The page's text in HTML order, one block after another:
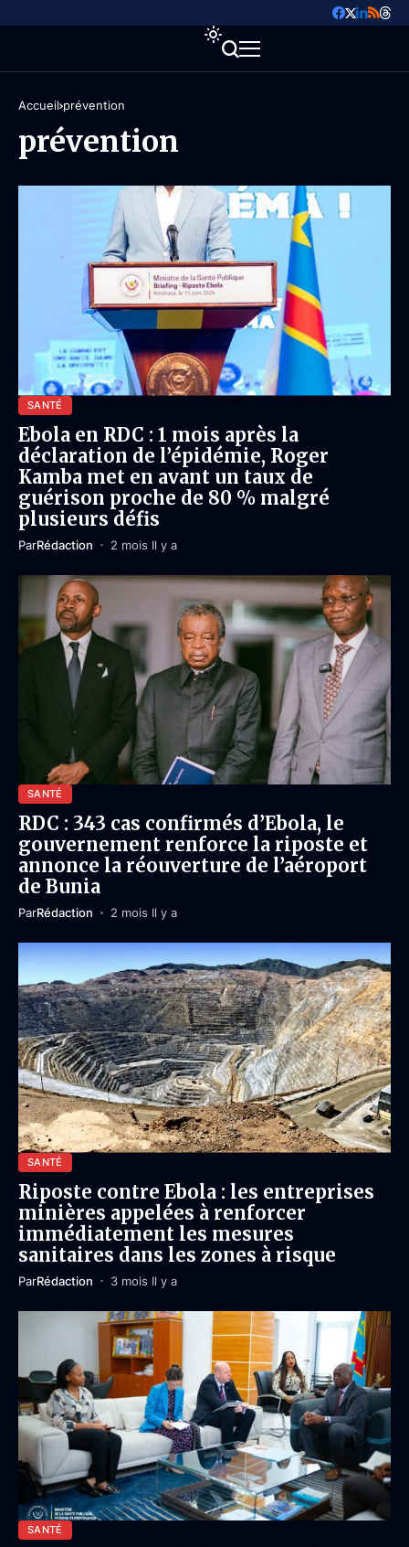
Accueil prévention
prévention
SANTÉ
Ebola en RDC : 1 mois après la
déclaration de l’épidémie, Roger
Kamba met en avant un taux de
guérison proche de 80 % malgré
plusieurs défis
ParRédaction 2 mois Il y a
SANTÉ
RDC : 343 cas confirmés d’Ebola, le
gouvernement renforce la riposte et
annonce la réouverture de l’aéroport
de Bunia
ParRédaction 2 mois Il y a
SANTÉ
Riposte contre Ebola : les entreprises
minières appelées à renforcer
immédiatement les mesures
sanitaires dans les zones à risque
ParRédaction 3 mois Il y a
SANTÉ